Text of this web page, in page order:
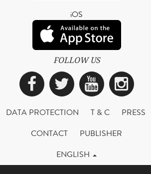
iOS
FOLLOW US
Facebook
Twitter
DATA PROTECTION T & C
PRESS
CONTACT
PUBLISHER
ENGLISH